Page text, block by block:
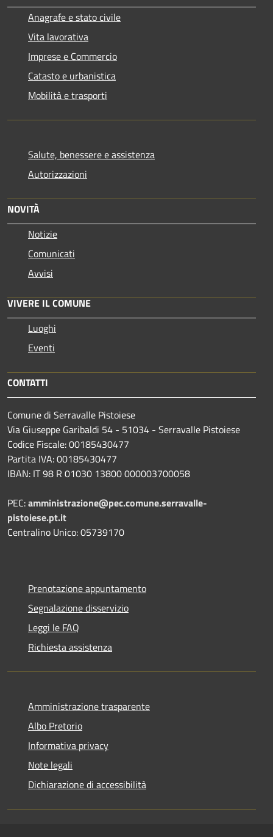
Anagrafe e stato civile
Vita lavorativa
Imprese e Commercio
Catasto e urbanistica
Mobilità e trasporti
Salute, benessere e assistenza
Autorizzazioni
NOVITÀ
Notizie
Comunicati
Avvisi
VIVERE IL COMUNE
Luoghi
Eventi
CONTATTI
Comune di Serravalle Pistoiese
Via Giuseppe Garibaldi 54 - 51034 - Serravalle Pistoiese
Codice Fiscale: 00185430477
Partita IVA: 00185430477
IBAN: IT 98 R 01030 13800 000003700058
PEC:amministrazione@pec.comune.serravalle-
pistoiese.pt.it
Centralino Unico: 05739170
Prenotazione appuntamento
Segnalazione disservizio
Leggi le FAQ
Richiesta assistenza
Amministrazione trasparente
Albo Pretorio
Informativa privacy
Note legali
Dichiarazione di accessibilità